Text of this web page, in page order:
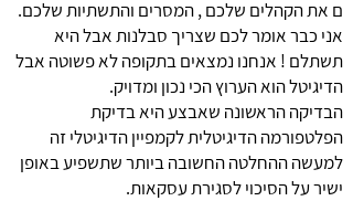
ם את הקהלים שלכם , המסרים והתשתיות שלכם.
אני כבר אומר לכם שצריך סבלנות אבל היא
תשתלם ! אנחנו נמצאים בתקופה לא פשוטה אבל
הדיגיטל הוא הערוץ הכי נכון ומדויק.
הבדיקה הראשונה שאבצע היא בדיקת
הפלטפורמה הדיגיטלית לקמפיין הדיגיטלי זה
למעשה ההחלטה החשובה ביותר שתשפיע באופן
ישיר על הסיכוי לסגירת עסקאות.